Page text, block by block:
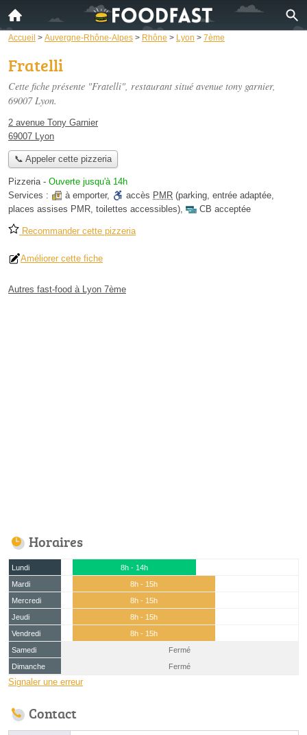
Accueil > Auvergne-Rhône-Alpes > Rhône > Lyon > 7ème
Fratelli
Cette fiche présente "Fratelli", restaurant situé avenue tony garnier,
69007 Lyon.
2 avenue Tony Garnier
69007 Lyon
📞 Appeler cette pizzeria
Pizzeria- Ouverte jusqu'à 14h
Services :
à emporter, accès PMR (parking, entrée adaptée,
places assises PMR, toilettes accessibles), CB acceptée
Recommander cette pizzeria
Améliorer cette fiche
Autres fast-food à Lyon 7ème
Horaires
Lundi
8h - 14h
Mardi
8h - 15h
Mercredi
8h - 15h
Jeudi
8h - 15h
Vendredi
8h - 15h
Samedi
Fermé
Dimanche
Fermé
Signaler une erreur
Contact